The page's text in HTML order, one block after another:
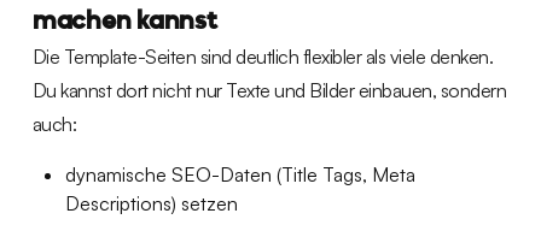
machen kannst
Die Template-Seiten sind deutlich flexibler als viele denken.
Du kannst dort nicht nur Texte und Bilder einbauen, sondern
auch:
dynamische SEO-Daten (Title Tags, Meta
Descriptions) setzen